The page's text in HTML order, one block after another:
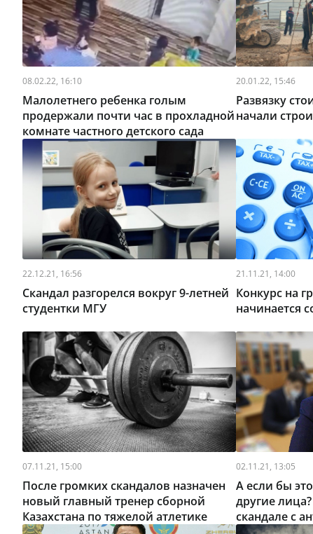
08.02.22, 16:10
Малолетнего ребенка голым
продержали почти час в прохладной
комнате частного детского сада
20.01.22, 15:46
Развязку
начали
22.12.21, 16:56
Скандал разгорелся вокруг 9-летней
студентки МГУ
21.11.21, 14:00
Конкурс на
начинается
07.11.21, 15:00
После громких скандалов назначен
новый главный тренер сборной
Казахстана по тяжелой атлетике
02.11.21, 13:05
А если бы
другие
скандале с